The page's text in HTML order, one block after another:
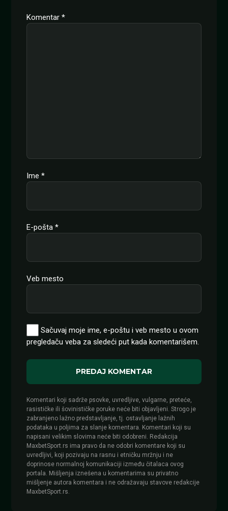
Komentar *
Ime *
E-pošta *
Veb mesto
Sačuvaj moje ime, e-poštu i veb mesto u ovom
pregledaču veba za sledeći put kada komentarišem.
Komentari koji sadrže psovke, uvredljive, vulgarne, preteće,
rasističke ili šovinističke poruke neće biti objavljeni. Strogo je
zabranjeno lažno predstavljanje, tj. ostavljanje lažnih
podataka u poljima za slanje komentara. Komentari koji su
napisani velikim slovima neće biti odobreni. Redakcija
MaxbetSport.rs ima pravo da ne odobri komentare koji su
uvredljivi, koji pozivaju na rasnu i etničku mržnju i ne
doprinose normalnoj komunikaciji između čitalaca ovog
portala. Mišljenja iznešena u komentarima su privatno
mišljenje autora komentara i ne odražavaju stavove redakcije
MaxbetSport.rs.